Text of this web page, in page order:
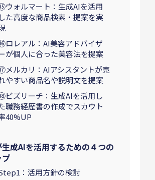
ウォルマート：生成AIを活用
した高度な商品検索・提案を実
ロレアル：AI美容アドバイザ
が個人に合った美容法を提案
メルカリ：AIアシスタントが売
やすい商品名や説明文を提案
ビズリーチ：生成AIを活用し
職務経歴書の作成でスカウト
40%UP
成AIを活用するための４つの
プ
：活用方針の検討